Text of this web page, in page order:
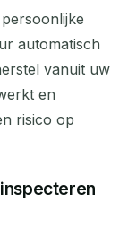
automatisch
vanuit uw
en
risico op